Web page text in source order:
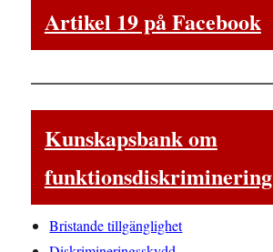
Artikel 19 på Facebook
Kunskapsbank om
funktionsdiskriminering
Bristande tillgänglighet